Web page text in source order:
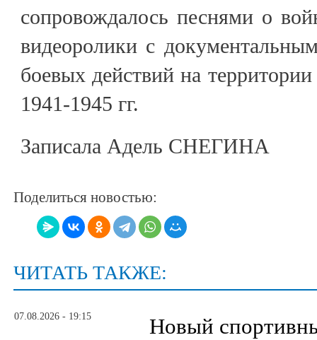
сопровождалось песнями о
видеоролики с
боевых действий на
1941-1945 гг.
Записала Адель СНЕГИНА
Поделиться новостью:
ЧИТАТЬ ТАКЖЕ:
07.08.2026 - 19:15 Новый